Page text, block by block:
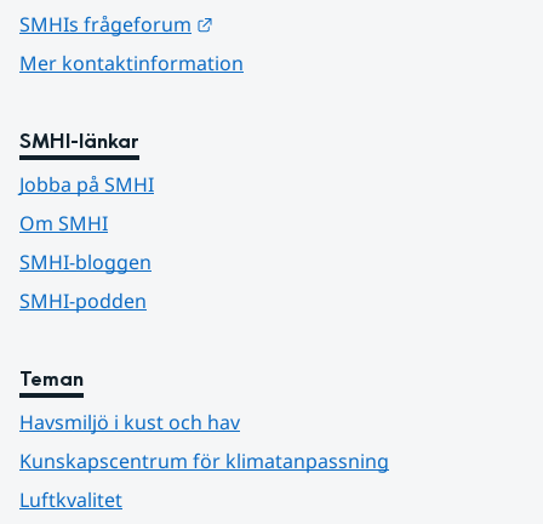
SMHIs frågeforum
Mer kontaktinformation
SMHI-länkar
Jobba på SMHI
Om SMHI
SMHI-bloggen
SMHI-podden
Teman
Havsmiljö i kust och hav
Kunskapscentrum för klimatanpassning
Luftkvalitet